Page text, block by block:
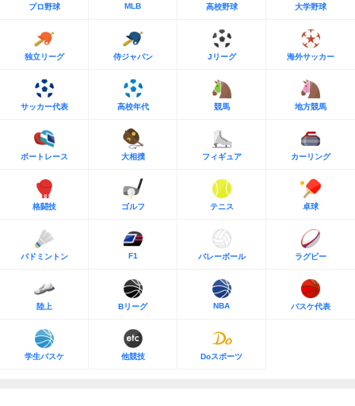
プロ野球 MLB 高校野球 大学野球
独立リーグ 侍ジャパン Jリーグ 海外サッカー
サッカー代表 高校年代 競馬 地方競馬
ボートレース 大相撲 フィギュア カーリング
格闘技 ゴルフ テニス 卓球
バドミントン F1 バレーボール ラグビー
陸上 Bリーグ NBA バスケ代表
学生バスケ 他競技 Doスポーツ